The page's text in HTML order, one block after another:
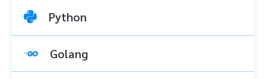
Python
Golang